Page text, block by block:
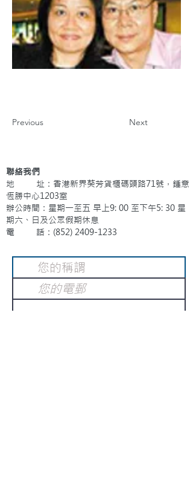
Previous Next
聯絡我們
地 址：香港新界葵芳貨櫃碼頭路71號，鍾意
恆勝中心1203室
辦公時間：星期一至五 早上9: 00 至下午5: 30 星
期六、日及公眾假期休息
電 話：(852) 2409-1233